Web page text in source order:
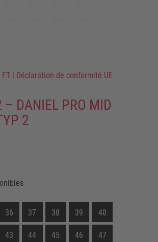
FT | Déclaration de conformité UE
DANIEL PRO MID
2
36 37 38 39 40
43 44 45 46 47